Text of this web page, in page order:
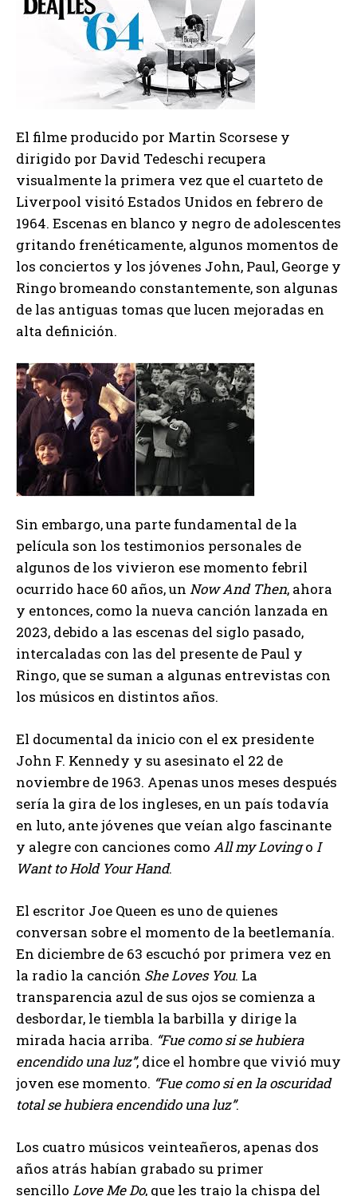
El filme producido por Martin Scorsese y
dirigido por David Tedeschi recupera
visualmente la primera vez que el cuarteto de
Liverpool visitó Estados Unidos en febrero de
1964. Escenas en blanco y negro de adolescentes
gritando frenéticamente, algunos momentos de
los conciertos y los jóvenes John, Paul, George y
Ringo bromeando constantemente, son algunas
de las antiguas tomas que lucen mejoradas en
alta definición.
Sin embargo, una parte fundamental de la
película son los testimonios personales de
algunos de los vivieron ese momento febril
ocurrido hace 60 años, un Now And Then, ahora
y entonces, como la nueva canción lanzada en
2023, debido a las escenas del siglo pasado,
intercaladas con las del presente de Paul y
Ringo, que se suman a algunas entrevistas con
los músicos en distintos años.
El documental da inicio con el ex presidente
John F. Kennedy y su asesinato el 22 de
noviembre de 1963. Apenas unos meses después
sería la gira de los ingleses, en un país todavía
en luto, ante jóvenes que veían algo fascinante
y alegre con canciones como All my Lovingo I
Want to Hold Your Hand.
El escritor Joe Queen es uno de quienes
conversan sobre el momento de la beetlemanía.
En diciembre de 63 escuchó por primera vez en
la radio la canción She Loves You. La
transparencia azul de sus ojos se comienza a
desbordar, le tiembla la barbilla y dirige la
mirada hacia arriba. Fue como si se hubiera
encendido una luz , dice el hombre que vivió muy
joven ese momento. Fue como si en la oscuridad
total se hubiera encendido una luz .
Los cuatro músicos veinteañeros, apenas dos
años atrás habían grabado su primer
sencillo Love Me Do, que les trajo la chispa del